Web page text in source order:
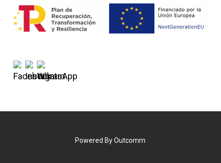
Powered ByOutcomm